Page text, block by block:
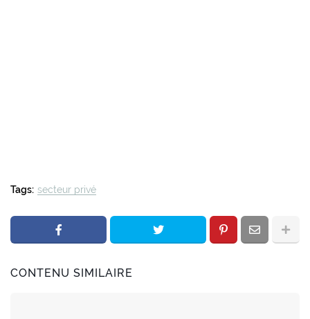
Tags: secteur privé
CONTENU SIMILAIRE